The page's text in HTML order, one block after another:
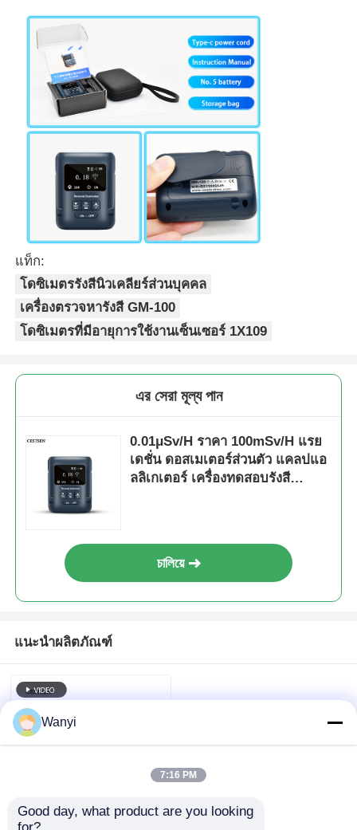
แท็ก:
โดซิเมตรรังสีนิวเคลียร์ส่วนบุคคล
เครื่องตรวจหารังสี GM-100
โดซิเมตรที่มีอายุการใช้งานเซ็นเซอร์ 1X109
এর সেরা মূল্য পান
0.01μSv/H ราคา 100mSv/H แรย
เดชั่น ดอสเมเตอร์ส่วนตัว แคลปแอ
ลลิเกเตอร์ เครื่องทดสอบรังสี
চালিয়ে
แนะนำผลิตภัณฑ์
Wanyi
7:16 PM
Good day, what product are you looking